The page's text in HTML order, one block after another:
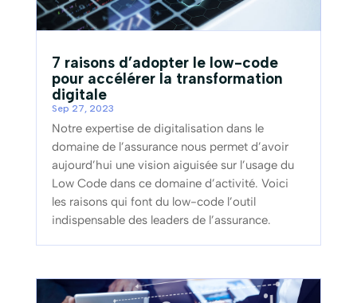
7 raisons d’adopter le low-code
pour accélérer la transformation
digitale
Sep 27, 2023
Notre expertise de digitalisation dans le
domaine de l’assurance nous permet d’avoir
aujourd’hui une vision aiguisée sur l’usage du
Low Code dans ce domaine d’activité. Voici
les raisons qui font du low-code l’outil
indispensable des leaders de l’assurance.